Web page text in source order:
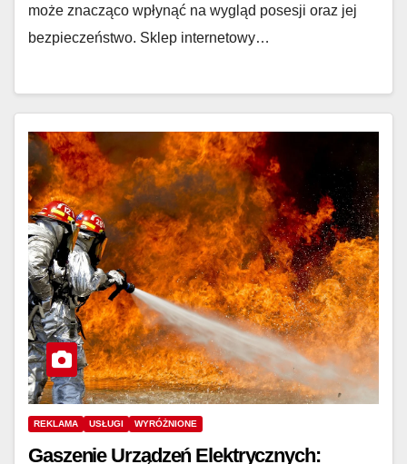
może znacząco wpłynąć na wygląd posesji oraz jej
bezpieczeństwo. Sklep internetowy…
REKLAMA USŁUGI WYRÓŻNIONE
Gaszenie Urządzeń Elektrycznych: